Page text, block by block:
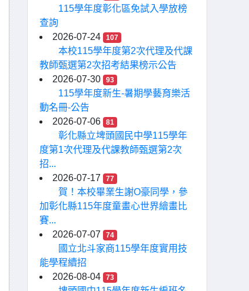
115學年度彰化區免試入學放榜
查詢
2026-07-24
107
本校115學年度第2次代理及代課
教師甄選第2次招考結果榜示公告
2026-07-30
93
115學年度新生-暑期學藝育樂活
動名冊-公告
2026-07-06
81
彰化縣立埤頭國民中學115學年
度第1次代理及代課教師甄選第2次
招...
2026-07-17
77
賀！本校畢業生謝O豪同學，參
加彰化縣115年度童畫心世界繪畫比
賽...
2026-07-07
74
國立北斗家商115學年度實用技
能學程續招
2026-08-04
73